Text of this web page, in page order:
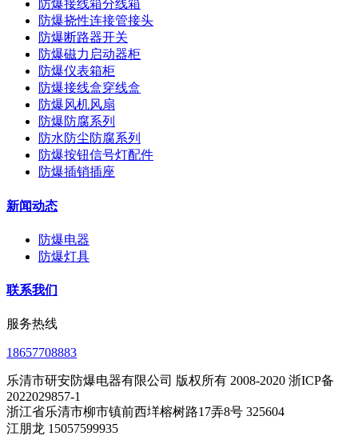
防爆接线箱分线箱
防爆挠性连接管接头
防爆断路器开关
防爆磁力启动器柜
防爆仪表箱柜
防爆接线盒穿线盒
防爆风机风扇
防爆防腐系列
防水防尘防腐系列
防爆按钮信号灯配件
防爆插销插座
新闻动态
防爆电器
防爆灯具
联系我们
服务热线
18657708883
乐清市研安防爆电器有限公司 版权所有 2008-2020 浙ICP备
2022029857-1
浙江省乐清市柳市镇前西垟榕树路17弄8号 325604
江朋龙 15057599935